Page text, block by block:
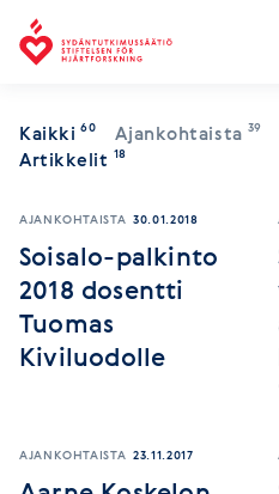
Kaikki 60 Ajankohtaista 39
Artikkelit 18
AJANKOHTAISTA 30.01.2018
Soisalo-palkinto
2018 dosentti
Tuomas
Kiviluodolle
AJANKOHTAISTA 23.11.2017